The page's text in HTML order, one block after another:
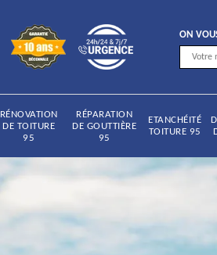
ON
RÉNOVATION
DE TOITURE
95
RÉPARATION
DE GOUTTIÈRE
95
ETANCHÉITÉ
TOITURE 95